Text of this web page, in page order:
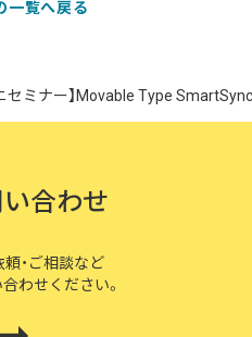
一覧へ戻る
セミナー】Movable Type
合わせ
・ご相談など
わせください。